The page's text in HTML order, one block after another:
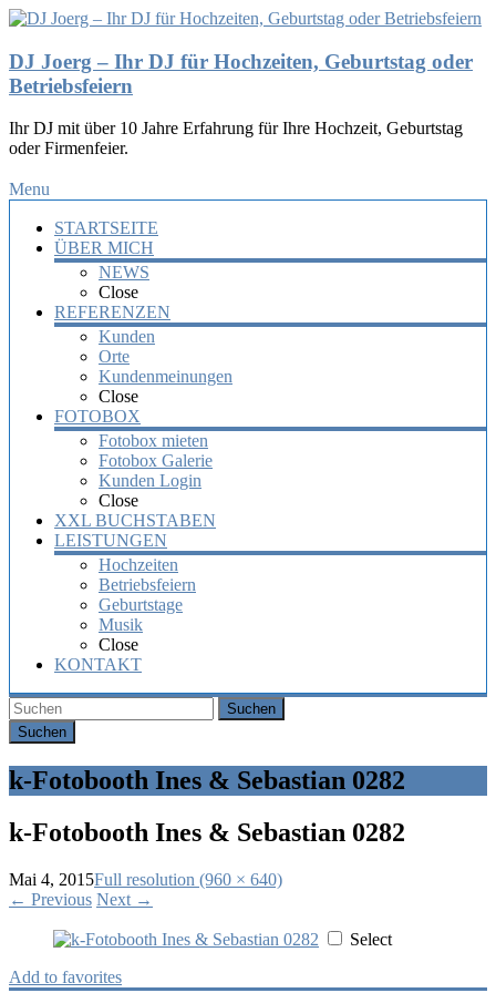
DJ Joerg – Ihr DJ für Hochzeiten, Geburtstag oder
Betriebsfeiern
Ihr DJ mit über 10 Jahre Erfahrung für Ihre Hochzeit, Geburtstag
oder Firmenfeier.
Menu
STARTSEITE
ÜBER MICH
NEWS
Close
REFERENZEN
Kunden
Orte
Kundenmeinungen
Close
FOTOBOX
Fotobox mieten
Fotobox Galerie
Kunden Login
Close
XXL BUCHSTABEN
LEISTUNGEN
Hochzeiten
Betriebsfeiern
Geburtstage
Musik
Close
KONTAKT
Suchen
k-Fotobooth Ines & Sebastian 0282
k-Fotobooth Ines & Sebastian 0282
Mai 4, 2015Full resolution (960 × 640)
← Previous Next →
Select
Add to favorites